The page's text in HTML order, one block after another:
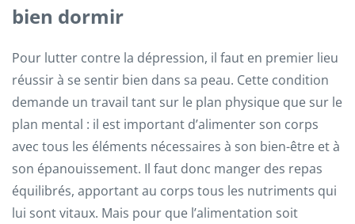
bien dormir
Pour lutter contre la dépression, il faut en premier lieu
réussir à se sentir bien dans sa peau. Cette condition
demande un travail tant sur le plan physique que sur le
plan mental : il est important d’alimenter son corps
avec tous les éléments nécessaires à son bien-être et à
son épanouissement. Il faut donc manger des repas
équilibrés, apportant au corps tous les nutriments qui
lui sont vitaux. Mais pour que l’alimentation soit